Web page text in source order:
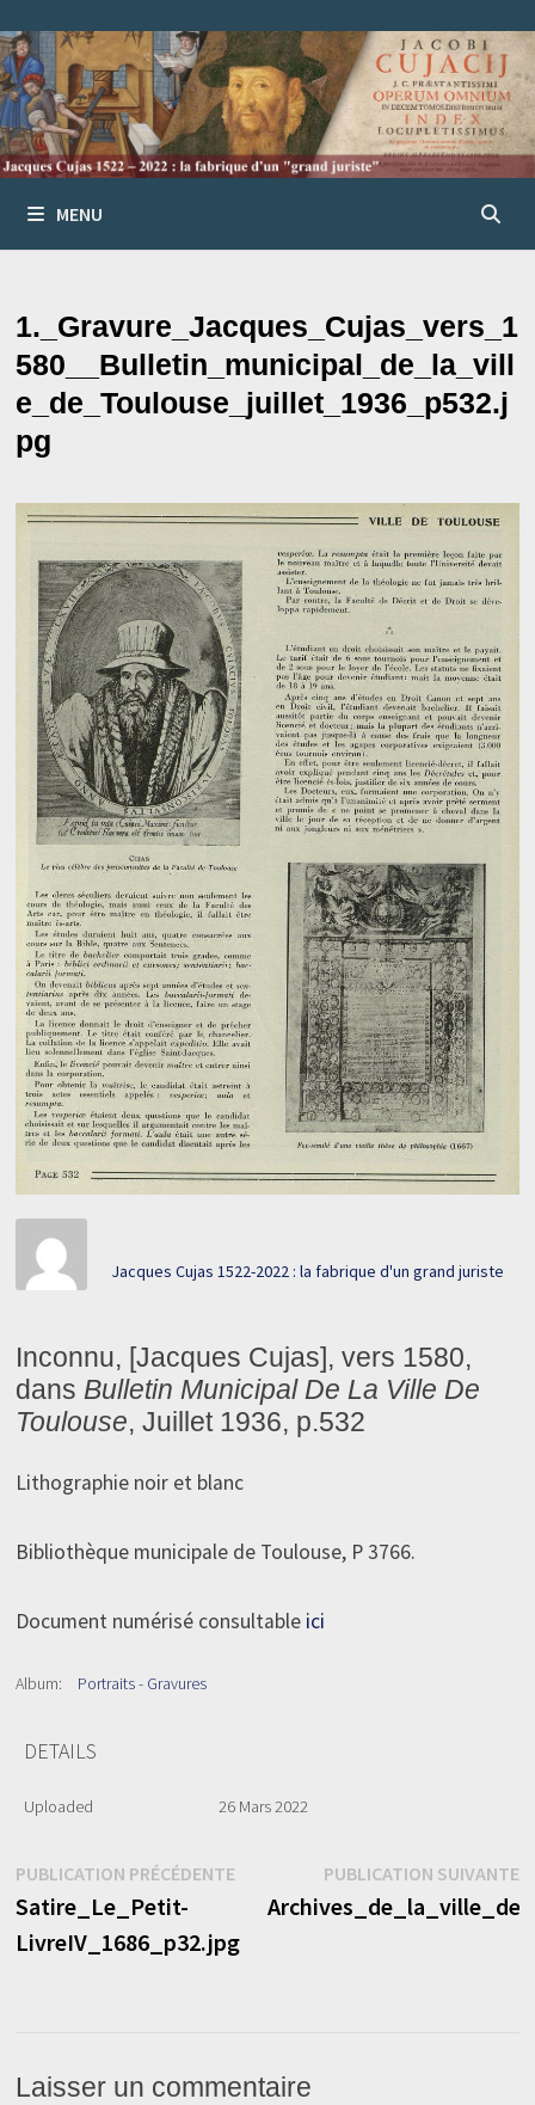
au
contenu
MENU
1._Gravure_Jacques_Cujas_vers_1
580__Bulletin_municipal_de_la_vill
e_de_Toulouse_juillet_1936_p532.j
pg
Jacques Cujas 1522-2022 : la fabrique d'un grand juriste
Inconnu, [Jacques Cujas], vers 1580,
dans Bulletin Municipal De La Ville De
Toulouse, Juillet 1936, p.532
Lithographie noir et blanc
Bibliothèque municipale de Toulouse, P 3766.
Document numérisé consultable ici
Album: Portraits - Gravures
DETAILS
Uploaded 26 Mars 2022
Navigation
de
l’article
PUBLICATION PRÉCÉDENTEPublication
précédente :
Satire_Le_Petit-
LivreIV_1686_p32.jpg
PUBLICATION SUIVANTE
Laisser un commentaire